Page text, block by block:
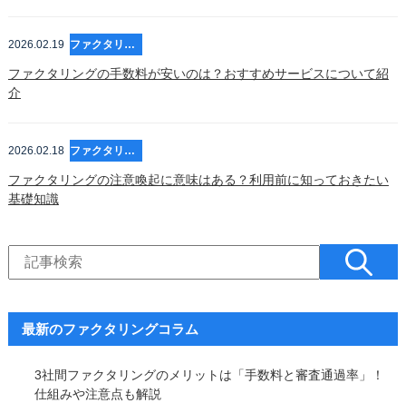
2026.02.19 ファクタリング
ファクタリングの手数料が安いのは？おすすめサービスについて紹
介
2026.02.18 ファクタリング
ファクタリングの注意喚起に意味はある？利用前に知っておきたい
基礎知識
最新のファクタリングコラム
3社間ファクタリングのメリットは「手数料と審査通過率」！
仕組みや注意点も解説